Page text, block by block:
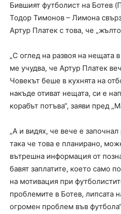
Бившият футболист на Ботев
Тодор Тимонов – Лимона
Артур Платек с това, че
„С оглед на развоя на нещата
ме учудва, че Артур Платек
Човекът беше в кухнята на
накъде отиват нещата, си е
корабът потъва“, заяви пред
„А и видях, че вече е
така че това е планирано,
вътрешна информация от
бавят заплатите, което само
на мотивация при
проблемите в Ботев, липсата
огромен проблем във